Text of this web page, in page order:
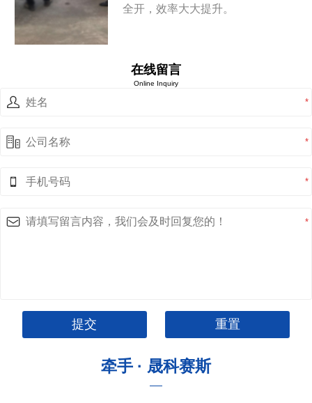
全开，效率大大提升。
在线留言
Online Inquiry
*
*
*
*
牵手 · 晟科赛斯